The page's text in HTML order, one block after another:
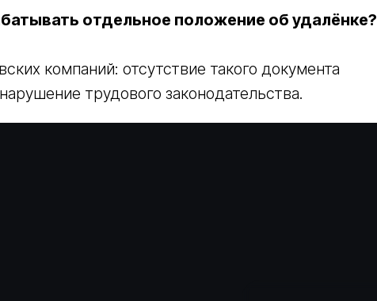
отдельное положение об удалёнке?
компаний: отсутствие такого документа
трудового законодательства.
УСЛУГИ